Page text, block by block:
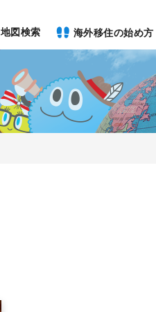
地図検索 海外移住の始め方